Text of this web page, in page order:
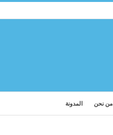
من نحن المدونة